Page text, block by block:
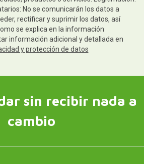
No se comunicarán los datos a
rectificar y suprimir los datos, así
se explica en la información
información adicional y detallada en
y protección de datos
sin recibir nada a
cambio